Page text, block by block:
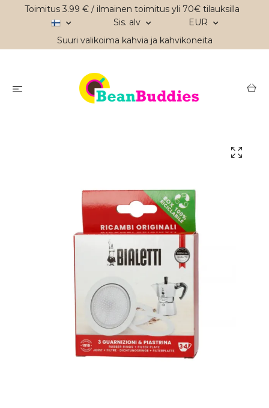
Toimitus 3.99 € / ilmainen toimitus yli 70€ tilauksilla
Sis. alv
EUR
Suuri valikoima kahvia ja kahvikoneita